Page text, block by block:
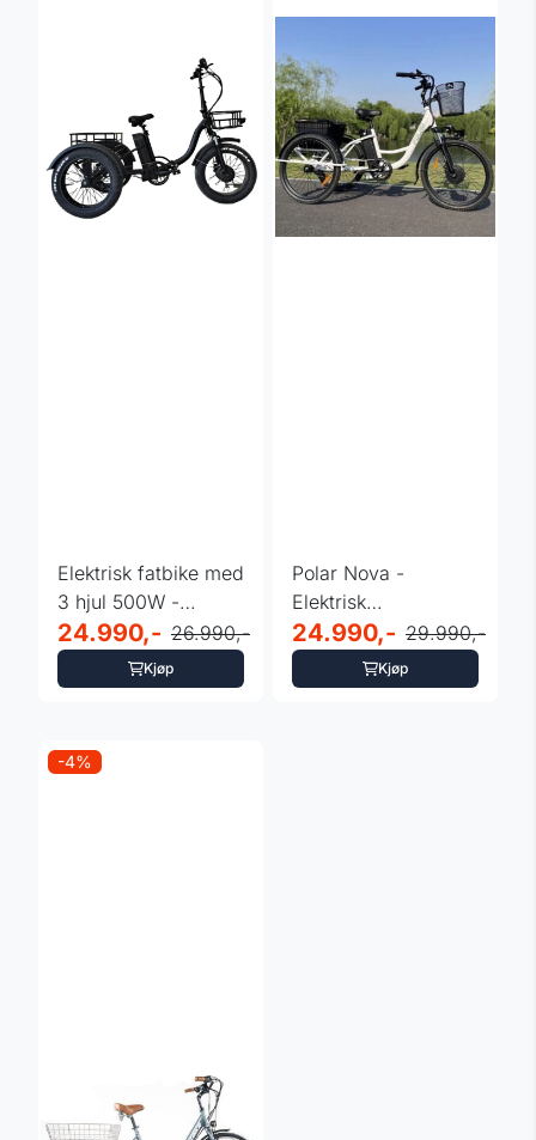
Elektrisk fatbike med
3 hjul 500W -
TRC04 - 15,6Ah
batteri
24.990,- 26.990,-
Kjøp
Polar Nova -
Elektrisk
trehjulssykkel 500W
smale hjul - ...
24.990,- 29.990,-
Kjøp
-4%